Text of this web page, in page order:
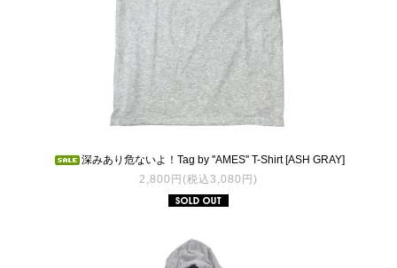
深みあり危ないよ！Tag by ''AMES'' T-Shirt [ASH GRAY]
2,800円(税込3,080円)